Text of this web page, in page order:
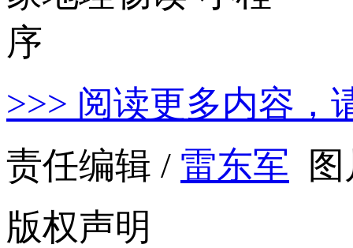
>>> 阅读更多内容，
责任编辑 / 雷东军
版权声明